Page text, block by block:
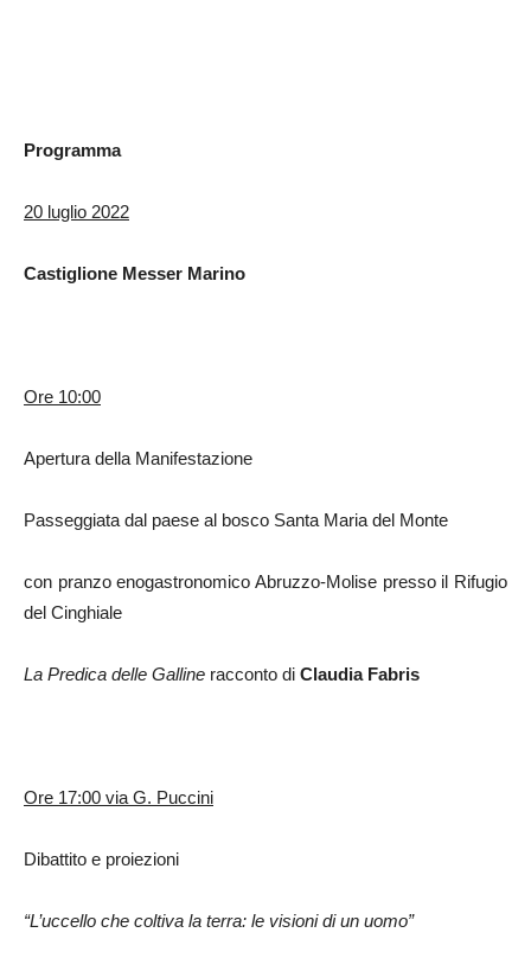
Programma
20 luglio 2022
Castiglione Messer Marino
Ore 10:00
Apertura della Manifestazione
Passeggiata dal paese al bosco Santa Maria del Monte
con pranzo enogastronomico Abruzzo-Molise presso il Rifugio
del Cinghiale
La Predica delle Galline racconto di Claudia Fabris
Ore 17:00 via G. Puccini
Dibattito e proiezioni
“L’uccello che coltiva la terra: le visioni di un uomo”